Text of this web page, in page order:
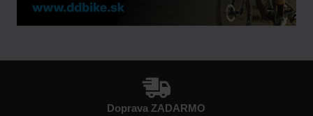
Doprava ZADARMO